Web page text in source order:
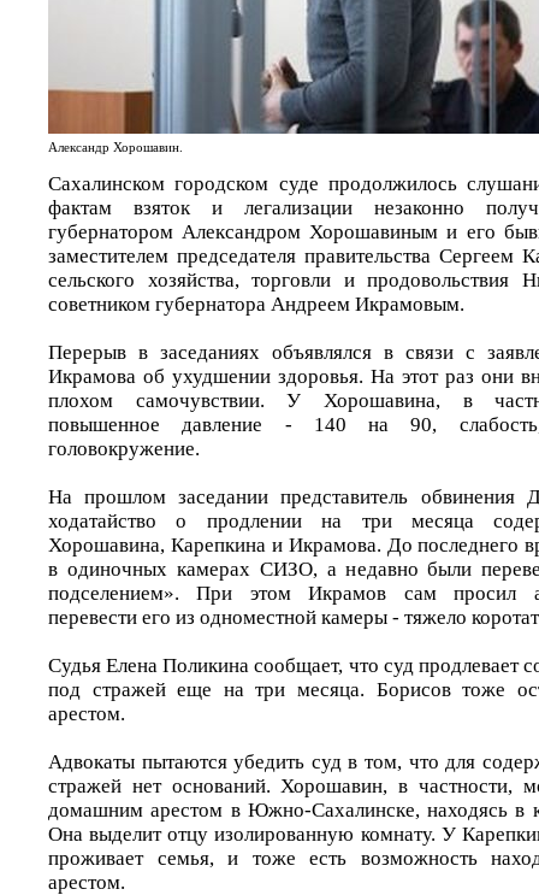
Александр Хорошавин.
Сахалинском городском суде продолжилось
фактам взяток и легализации незаконно
губернатором Александром Хорошавиным и его
заместителем председателя правительства Сергеем
сельского хозяйства, торговли и продовольствия
советником губернатора Андреем Икрамовым.
Перерыв в заседаниях объявлялся в связи с
Икрамова об ухудшении здоровья. На этот раз они
плохом самочувствии. У Хорошавина, в
повышенное давление - 140 на 90,
головокружение.
На прошлом заседании представитель обвинения
ходатайство о продлении на три месяца
Хорошавина, Карепкина и Икрамова. До последнего
в одиночных камерах СИЗО, а недавно были
подселением». При этом Икрамов сам просил
перевести его из одноместной камеры - тяжело
Судья Елена Поликина сообщает, что суд продлевает
под стражей еще на три месяца. Борисов тоже
арестом.
Адвокаты пытаются убедить суд в том, что для
стражей нет оснований. Хорошавин, в частности,
домашним арестом в Южно-Сахалинске, находясь в
Она выделит отцу изолированную комнату. У
проживает семья, и тоже есть возможность
арестом.